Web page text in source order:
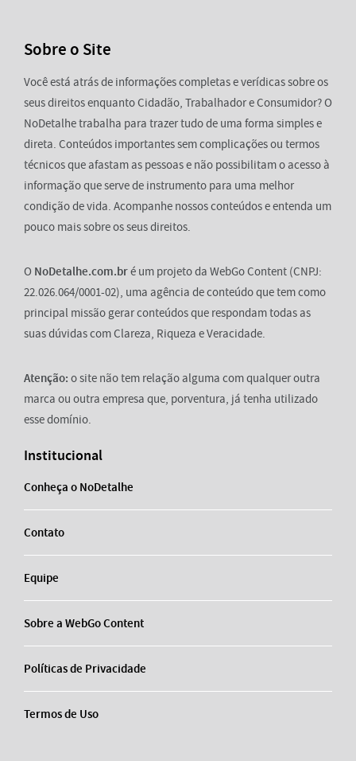
Sobre o Site
Você está atrás de informações completas e verídicas sobre os
seus direitos enquanto Cidadão, Trabalhador e Consumidor? O
NoDetalhe trabalha para trazer tudo de uma forma simples e
direta. Conteúdos importantes sem complicações ou termos
técnicos que afastam as pessoas e não possibilitam o acesso à
informação que serve de instrumento para uma melhor
condição de vida. Acompanhe nossos conteúdos e entenda um
pouco mais sobre os seus direitos.
O NoDetalhe.com.bré um projeto da WebGo Content (CNPJ:
22.026.064/0001-02), uma agência de conteúdo que tem como
principal missão gerar conteúdos que respondam todas as
suas dúvidas com Clareza, Riqueza e Veracidade.
Atenção: o site não tem relação alguma com qualquer outra
marca ou outra empresa que, porventura, já tenha utilizado
esse domínio.
Institucional
Conheça o NoDetalhe
Contato
Equipe
Sobre a WebGo Content
Políticas de Privacidade
Termos de Uso